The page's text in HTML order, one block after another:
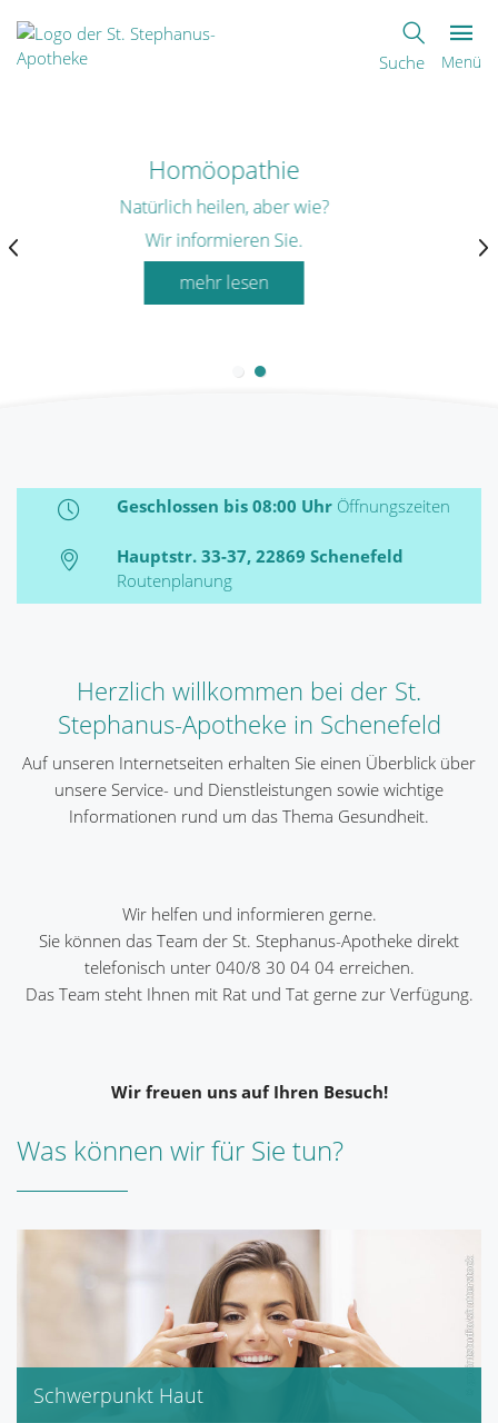
Suche Menü
Gut leben mit Vorhofflimmern
Keine Chance dem Schlaganfall!
mehr lesen
Geschlossen bis 08:00 Uhr Öffnungszeiten
Hauptstr. 33-37, 22869 Schenefeld
Routenplanung
Herzlich willkommen bei der St.
Stephanus-Apotheke in Schenefeld
Auf unseren Internetseiten erhalten Sie einen Überblick über
unsere Service- und Dienstleistungen sowie wichtige
Informationen rund um das Thema Gesundheit.
Wir helfen und informieren gerne.
Sie können das Team der St. Stephanus-Apotheke direkt
telefonisch unter 040/8 30 04 04 erreichen.
Das Team steht Ihnen mit Rat und Tat gerne zur Verfügung.
Wir freuen uns auf Ihren Besuch!
Was können wir für Sie tun?
Schwerpunkt Haut